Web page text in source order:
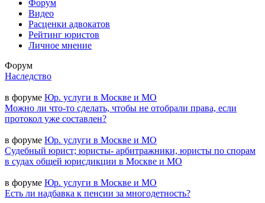
Форум
Видео
Расценки адвокатов
Рейтинг юристов
Личное мнение
Форум
Наследство
в форуме Юр. услуги в Москве и МО
Можно ли что-то сделать, чтобы не отобрали права, если
протокол уже составлен?
в форуме Юр. услуги в Москве и МО
Судебный юрист; юристы- арбитражники, юристы по спорам
в судах общей юрисдикции в Москве и МО
в форуме Юр. услуги в Москве и МО
Есть ли надбавка к пенсии за многодетность?